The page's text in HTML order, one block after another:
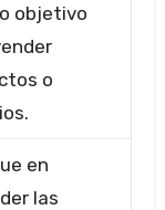
objetivo
o
en
las